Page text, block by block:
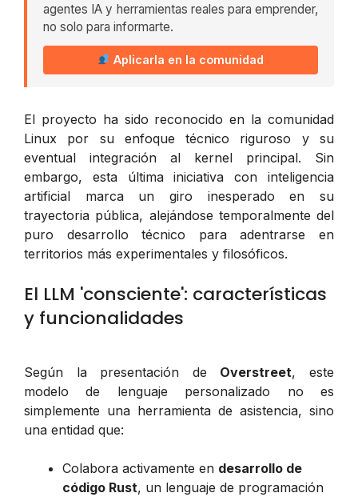
agentes IA y herramientas reales para emprender,
no solo para informarte.
Aplicarla en la comunidad
El proyecto ha sido reconocido en la comunidad
Linux por su enfoque técnico riguroso y su
eventual integración al kernel principal. Sin
embargo, esta última iniciativa con inteligencia
artificial marca un giro inesperado en su
trayectoria pública, alejándose temporalmente del
puro desarrollo técnico para adentrarse en
territorios más experimentales y filosóficos.
El LLM 'consciente': características
y funcionalidades
Según la presentación de Overstreet, este
modelo de lenguaje personalizado no es
simplemente una herramienta de asistencia, sino
una entidad que:
Colabora activamente en desarrollo de
código Rust, un lenguaje de programación